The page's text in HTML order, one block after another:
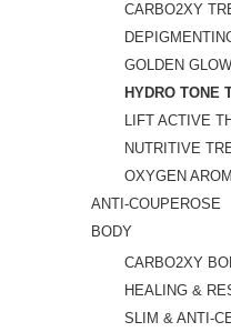
CARBO2XY
GOLDEN
HYDRO TONE
LIFT ACTIVE
NUTRITIVE
OXYGEN
ANTI-COUPEROSE
BODY
CARBO2XY
HEALING &
SLIM & ANTI-